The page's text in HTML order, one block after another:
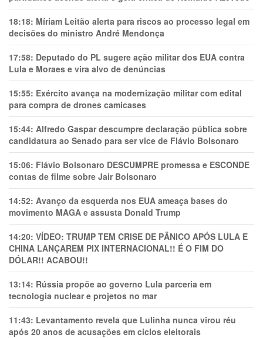
18:18: Míriam Leitão alerta para riscos ao processo legal em
decisões do ministro André Mendonça
17:58: Deputado do PL sugere ação militar dos EUA contra
Lula e Moraes e vira alvo de denúncias
15:55: Exército avança na modernização militar com edital
para compra de drones camicases
15:44: Alfredo Gaspar descumpre declaração pública sobre
candidatura ao Senado para ser vice de Flávio Bolsonaro
15:06: Flávio Bolsonaro DESCUMPRE promessa e ESCONDE
contas de filme sobre Jair Bolsonaro
14:52: Avanço da esquerda nos EUA ameaça bases do
movimento MAGA e assusta Donald Trump
14:20: VÍDEO: TRUMP TEM CRlSE DE PÂNlCO APÓS LULA E
CHINA LANÇAREM PIX INTERNACIONAL!! É O FIM DO
DÓLAR!! ACABOU!!
13:14: Rússia propõe ao governo Lula parceria em
tecnologia nuclear e projetos no mar
11:43: Levantamento revela que Lulinha nunca virou réu
após 20 anos de acusações em ciclos eleitorais